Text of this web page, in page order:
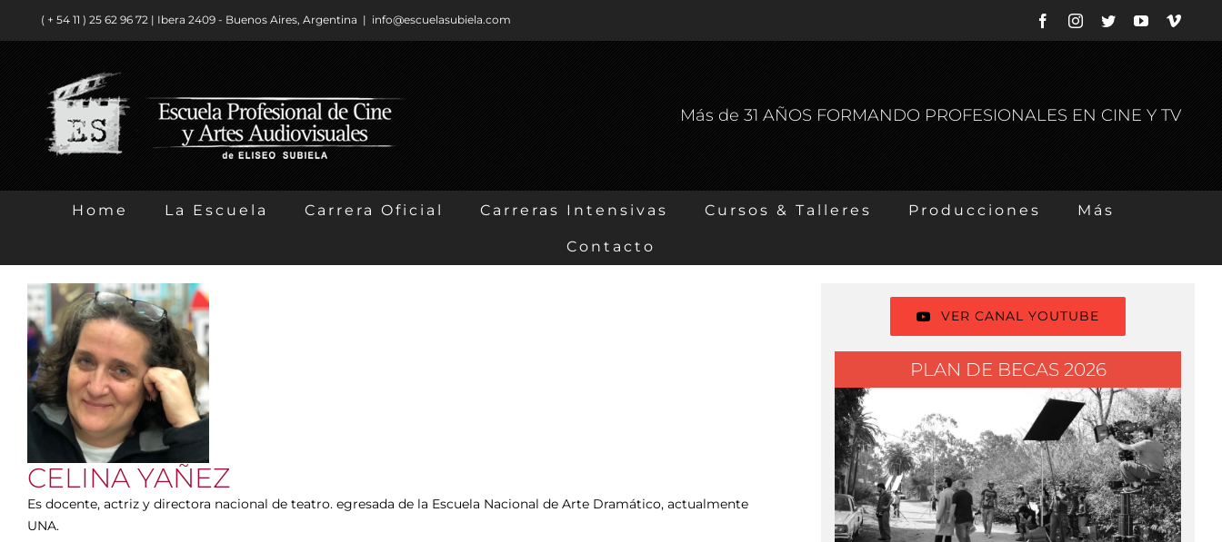
( + 54 11 ) ​25 62 96 72 | Ibera 2409 - Buenos Aires, Argentina | info@escuelasubiela.com FacebookInstagram
TwitterYouTubeVimeo
Más de 31 AÑOS FORMANDO PROFESIONALES EN CINE Y TV
Home La Escuela Carrera Oficial Carreras Intensivas Cursos & Talleres Producciones Más
Contacto
CELINA YAÑEZ
Es docente, actriz y directora nacional de teatro. egresada de la Escuela Nacional de Arte Dramático, actualmente
UNA.
VER CANAL YOUTUBE
PLAN DE BECAS 2026